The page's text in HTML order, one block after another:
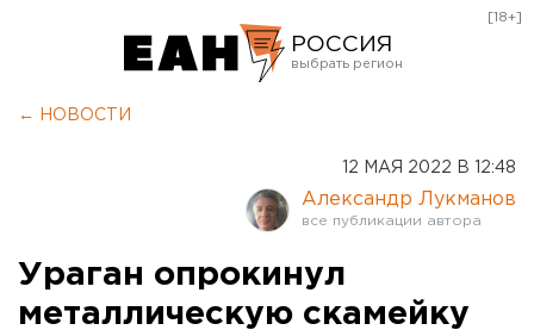
РОССИЯ
Оренбург
[18+]
← НОВОСТИ
12 МАЯ 2022 В 12:48
Александр Лукманов
Ураган опрокинул
металлическую скамейку